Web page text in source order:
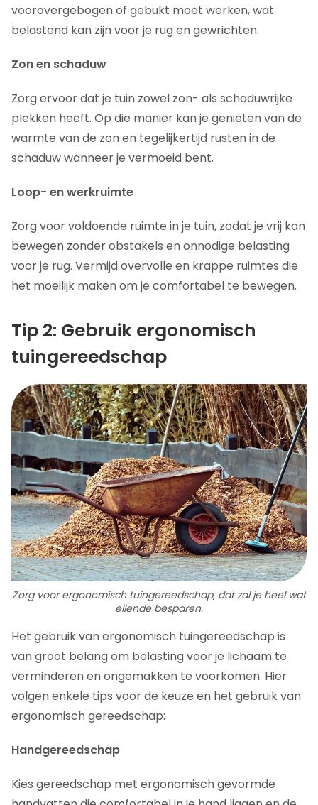
voorovergebogen of gebukt moet werken, wat
belastend kan zijn voor je rug en gewrichten.
Zon en schaduw
Zorg ervoor dat je tuin zowel zon- als schaduwrijke
plekken heeft. Op die manier kan je genieten van de
warmte van de zon en tegelijkertijd rusten in de
schaduw wanneer je vermoeid bent.
Loop- en werkruimte
Zorg voor voldoende ruimte in je tuin, zodat je vrij kan
bewegen zonder obstakels en onnodige belasting
voor je rug. Vermijd overvolle en krappe ruimtes die
het moeilijk maken om je comfortabel te bewegen.
Tip 2: Gebruik ergonomisch
tuingereedschap
Zorg voor ergonomisch tuingereedschap, dat zal je heel wat
ellende besparen.
Het gebruik van ergonomisch tuingereedschap is
van groot belang om belasting voor je lichaam te
verminderen en ongemakken te voorkomen. Hier
volgen enkele tips voor de keuze en het gebruik van
ergonomisch gereedschap:
Handgereedschap
Kies gereedschap met ergonomisch gevormde